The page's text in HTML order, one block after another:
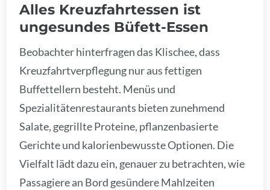
Alles Kreuzfahrtessen ist
ungesundes Büfett-Essen
Beobachter hinterfragen das Klischee, dass
Kreuzfahrtverpflegung nur aus fettigen
Buffettellern besteht. Menüs und
Spezialitätenrestaurants bieten zunehmend
Salate, gegrillte Proteine, pflanzenbasierte
Gerichte und kalorienbewusste Optionen. Die
Vielfalt lädt dazu ein, genauer zu betrachten, wie
Passagiere an Bord gesündere Mahlzeiten